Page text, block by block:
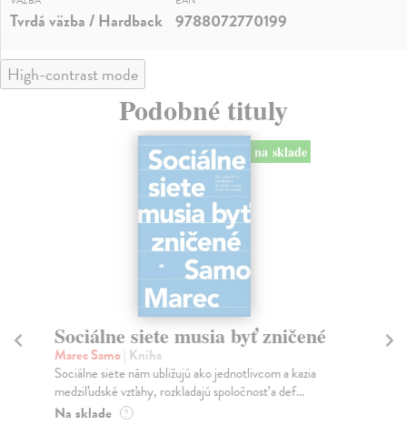
Tvrdá väzba / Hardback 9788072770199
High-contrast mode
Podobné tituly
na sklade
Sociálne siete musia byť zničené
Marec Samo| Kniha
Sociálne siete nám ubližujú ako jednotlivcom a kazia
medziľudské vzťahy, rozkladajú spoločnosť a def...
Na sklade ?